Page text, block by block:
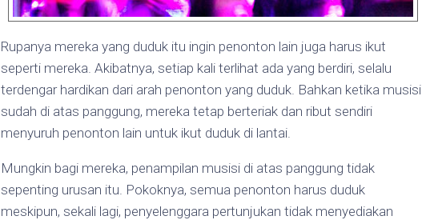
Rupanya mereka yang duduk itu ingin penonton lain juga harus ikut
seperti mereka. Akibatnya, setiap kali terlihat ada yang berdiri, selalu
terdengar hardikan dari arah penonton yang duduk. Bahkan ketika musisi
sudah di atas panggung, mereka tetap berteriak dan ribut sendiri
menyuruh penonton lain untuk ikut duduk di lantai.
Mungkin bagi mereka, penampilan musisi di atas panggung tidak
sepenting urusan itu. Pokoknya, semua penonton harus duduk
meskipun, sekali lagi, penyelenggara pertunjukan tidak menyediakan